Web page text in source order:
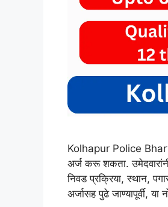
Kolhapur Police
अर्ज करू शकता. उमेदवारांनी
निवड प्रक्रिया, स्थान,
अर्जासह पुढे जाण्यापूर्वी, या